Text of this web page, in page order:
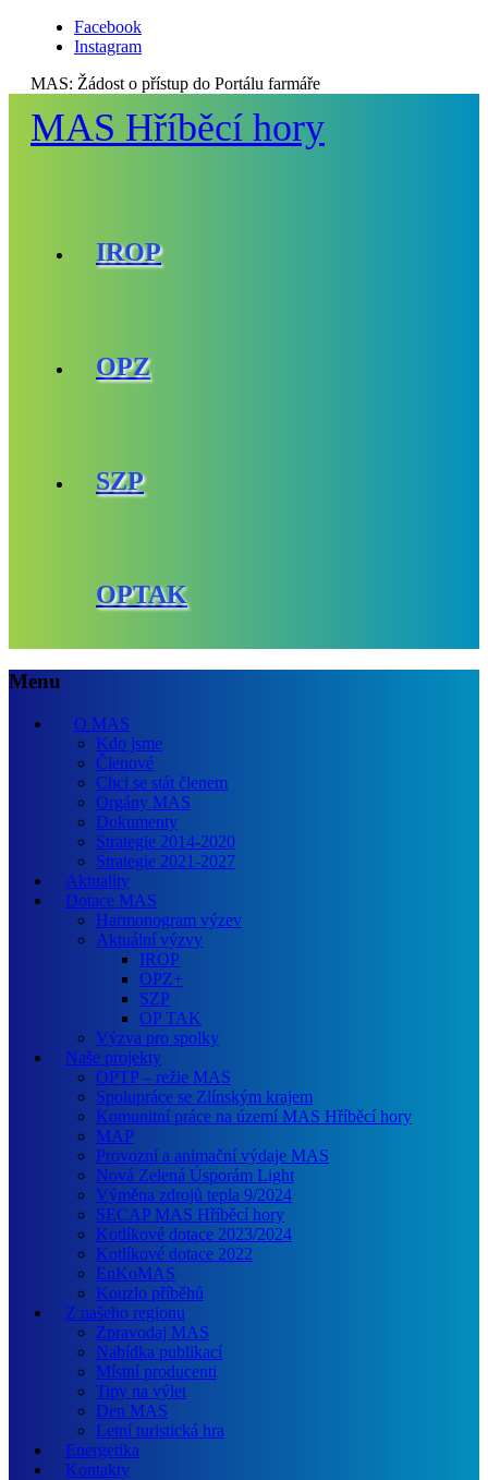
Facebook
Instagram
MAS: Žádost o přístup do Portálu farmáře
MAS Hříběcí hory
IROP
OPZ
SZP
OPTAK
Menu
O MAS
Kdo jsme
Členové
Chci se stát členem
Orgány MAS
Dokumenty
Strategie 2014-2020
Strategie 2021-2027
Aktuality
Dotace MAS
Harmonogram výzev
Aktuální výzvy
IROP
OPZ+
SZP
OP TAK
Výzva pro spolky
Naše projekty
OPTP – režie MAS
Spolupráce se Zlínským krajem
Komunitní práce na území MAS Hříběcí hory
MAP
Provozní a animační výdaje MAS
Nová Zelená Úsporám Light
Výměna zdrojů tepla 9/2024
SECAP MAS Hříběcí hory
Kotlíkové dotace 2023/2024
Kotlíkové dotace 2022
EnKoMAS
Kouzlo příběhů
Z našeho regionu
Zpravodaj MAS
Nabídka publikací
Místní producenti
Tipy na výlet
Den MAS
Letní turistická hra
Energetika
Kontakty